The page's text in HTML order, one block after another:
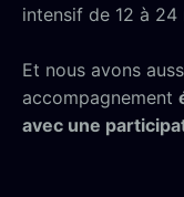
intensif de 12 à 24
Et nous avons
accompagnement
avec une